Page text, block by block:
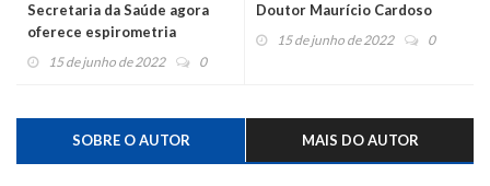
Secretaria da Saúde agora
oferece espirometria
15 de junho de 2022 0
Doutor Maurício Cardoso
15 de junho de 2022 0
SOBRE O AUTOR MAIS DO AUTOR